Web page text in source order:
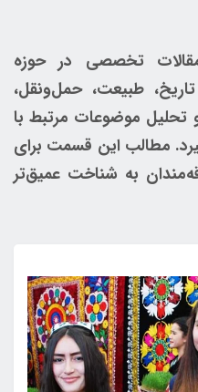
تخصصی در حوزه
طبیعت، حمل‌ونقل،
موضوعات مرتبط با
مطالب این قسمت برای
به شناخت عمیق‌تر